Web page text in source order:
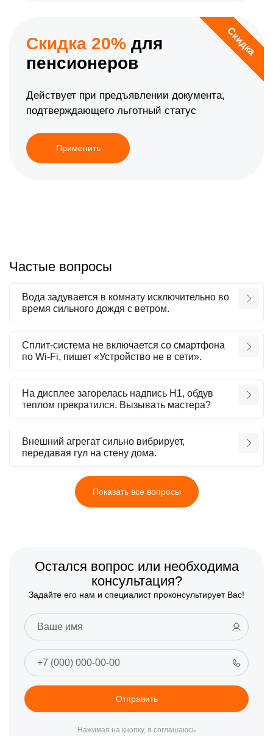
Скидка
Скидка 20% для
пенсионеров
Действует при предъявлении документа,
подтверждающего льготный статус
Применить
Частые вопросы
Вода задувается в комнату исключительно во
время сильного дождя с ветром.
Сплит-система не включается со смартфона
по Wi-Fi, пишет «Устройство не в сети».
На дисплее загорелась надпись H1, обдув
теплом прекратился. Вызывать мастера?
Внешний агрегат сильно вибрирует,
передавая гул на стену дома.
Показать все вопросы
Остался вопрос или необходима
консультация?
Задайте его нам и специалист проконсультирует Вас!
Отправить
Нажимая на кнопку, я соглашаюсь